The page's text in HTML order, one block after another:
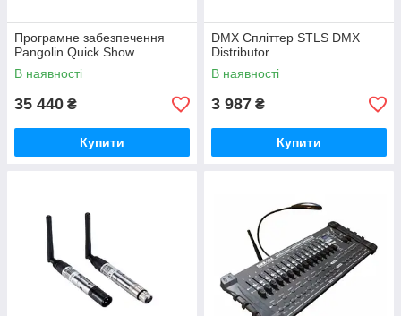
Програмне забезпечення
Pangolin Quick Show
В наявності
35 440 ₴
Купити
DMX Спліттер STLS DMX
Distributor
В наявності
3 987 ₴
Купити